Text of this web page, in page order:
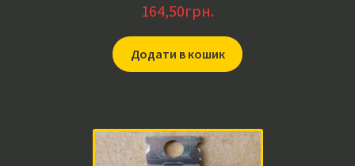
164,50грн.
Додати в кошик